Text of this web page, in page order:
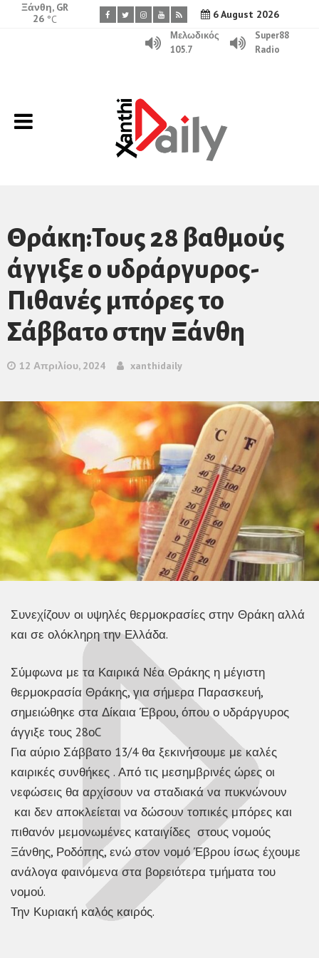
6 August 2026
Ξάνθη, GR
26 °C
Μελωδικός
105.7
Super88
Radio
Θράκη:Τους 28 βαθμούς
άγγιξε ο υδράργυρος-
Πιθανές μπόρες το
Σάββατο στην Ξάνθη
12 Απριλίου, 2024 xanthidaily
Συνεχίζουν οι υψηλές θερμοκρασίες στην Θράκη αλλά
και σε ολόκληρη την Ελλάδα.
Σύμφωνα με τα Καιρικά Νέα Θράκης η μέγιστη
θερμοκρασία Θράκης, για σήμερα Παρασκευή,
σημειώθηκε στα Δίκαια Έβρου, όπου ο υδράργυρος
άγγιξε τους 28οC
Για αύριο Σάββατο 13/4 θα ξεκινήσουμε με καλές
καιρικές συνθήκες . Από τις μεσημβρινές ώρες οι
νεφώσεις θα αρχίσουν να σταδιακά να πυκνώνουν
και δεν αποκλείεται να δώσουν τοπικές μπόρες και
πιθανόν μεμονωμένες καταιγίδες στους νομούς
Ξάνθης, Ροδόπης, ενώ στον νομό Έβρου ίσως έχουμε
ανάλογα φαινόμενα στα βορειότερα τμήματα του
νομού.
Την Κυριακή καλός καιρός.